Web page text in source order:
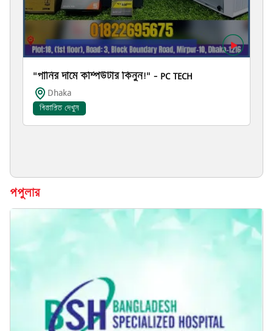
"পানির দামে কম্পিউটার কিনুন!" – PC TECH
Dhaka
বিস্তারিত দেখুন
পপুলার